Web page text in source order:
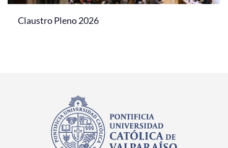
Claustro Pleno 2026